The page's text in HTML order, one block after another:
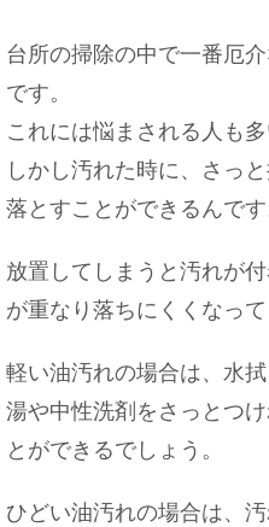
台所の掃除の中で一番厄
です。
これには悩まされる人も
しかし汚れた時に、さっ
落とすことができるんです
放置してしまうと汚れが
が重なり落ちにくくなっ
軽い油汚れの場合は、水
湯や中性洗剤をさっとつ
とができるでしょう。
ひどい油汚れの場合は、